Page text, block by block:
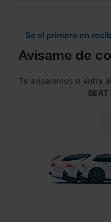
Se el primero en
Avísame de
Te avisaremos si entra
SEAT